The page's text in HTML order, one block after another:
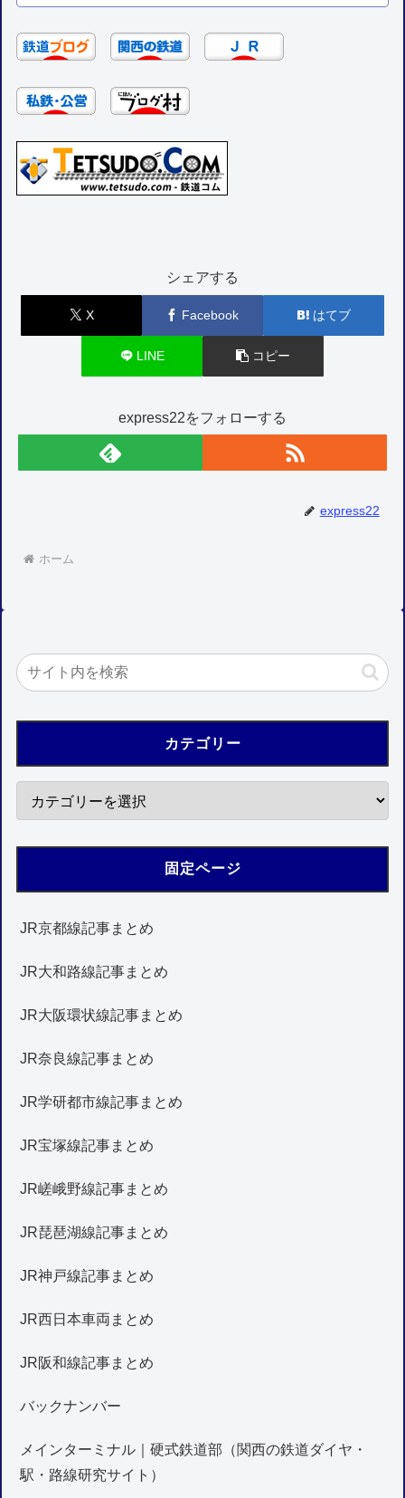
シェアする
X Facebook はてブ
LINE コピー
express22をフォローする
express22
ホーム
カテゴリー
固定ページ
JR京都線記事まとめ
JR大和路線記事まとめ
JR大阪環状線記事まとめ
JR奈良線記事まとめ
JR学研都市線記事まとめ
JR宝塚線記事まとめ
JR嵯峨野線記事まとめ
JR琵琶湖線記事まとめ
JR神戸線記事まとめ
JR西日本車両まとめ
JR阪和線記事まとめ
バックナンバー
メインターミナル｜硬式鉄道部（関西の鉄道ダイヤ・
駅・路線研究サイト）